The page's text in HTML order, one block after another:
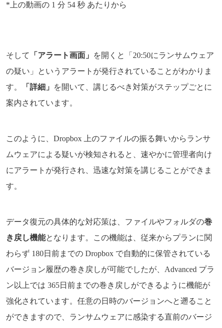
*上の動画の 1 分 54 秒 あたりから
そして 「アラート画面」
を開くと「20:50にランサムウェア
の疑い」というアラートが発行されていることがわかりま
す。
「詳細」
を開いて、講じるべき対策がステップごとに
案内されています。
このように、Dropbox 上のファイルの振る舞いからランサ
ムウェアによる疑いが検知されると、速やかに管理者向け
にアラートが発行され、迅速な対策を講じることができま
す。
データ復元の具体的な対応策は、ファイルやフォルダの巻
き戻し機能となります。この機能は、従来からプランに関
わらず 180日前までの Dropbox で自動的に保管されている
バージョン履歴の巻き戻しが可能でしたが、Advanced プラ
ン以上では 365日前までの巻き戻しができるように機能が
強化されています。任意の日時のバージョンへと遡ること
ができますので、ランサムウェアに感染する直前のバージ